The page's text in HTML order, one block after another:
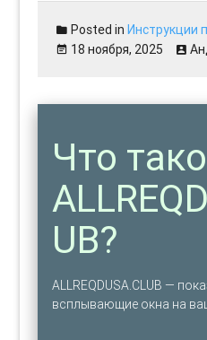
Posted inИнструкции
18 ноября, 2025
Что
UB?
ALLREQDUSA.CLUB —
всплывающие окна на